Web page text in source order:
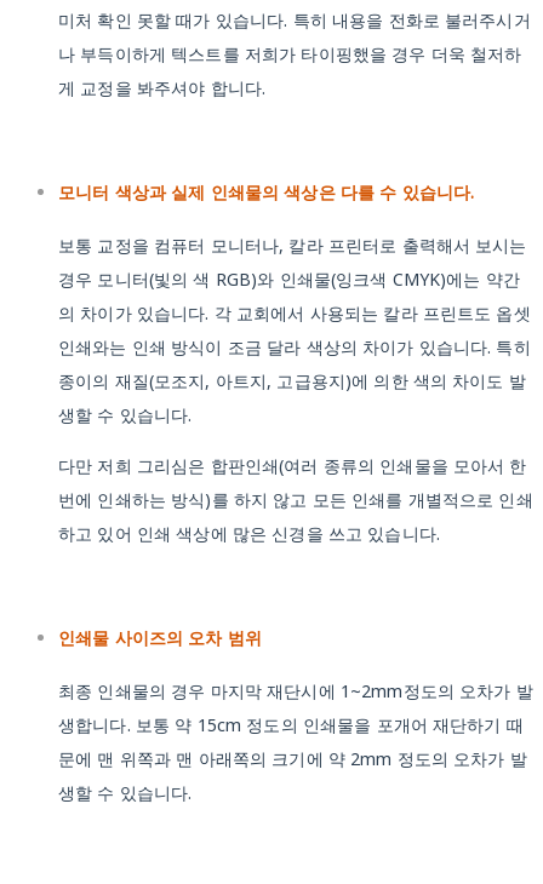
미처 확인 못할 때가 있습니다. 특히 내용을 전화로 불러주시거
나 부득이하게 텍스트를 저희가 타이핑했을 경우 더욱 철저하
게 교정을 봐주셔야 합니다.
모니터 색상과 실제 인쇄물의 색상은 다를 수 있습니다.
보통 교정을 컴퓨터 모니터나, 칼라 프린터로 출력해서 보시는
경우 모니터(빛의 색 RGB)와 인쇄물(잉크색 CMYK)에는 약간
의 차이가 있습니다. 각 교회에서 사용되는 칼라 프린트도 옵셋
인쇄와는 인쇄 방식이 조금 달라 색상의 차이가 있습니다. 특히
종이의 재질(모조지, 아트지, 고급용지)에 의한 색의 차이도 발
생할 수 있습니다.
다만 저희 그리심은 합판인쇄(여러 종류의 인쇄물을 모아서 한
번에 인쇄하는 방식)를 하지 않고 모든 인쇄를 개별적으로 인쇄
하고 있어 인쇄 색상에 많은 신경을 쓰고 있습니다.
인쇄물 사이즈의 오차 범위
최종 인쇄물의 경우 마지막 재단시에 1~2mm정도의 오차가 발
생합니다. 보통 약 15cm 정도의 인쇄물을 포개어 재단하기 때
문에 맨 위쪽과 맨 아래쪽의 크기에 약 2mm 정도의 오차가 발
생할 수 있습니다.